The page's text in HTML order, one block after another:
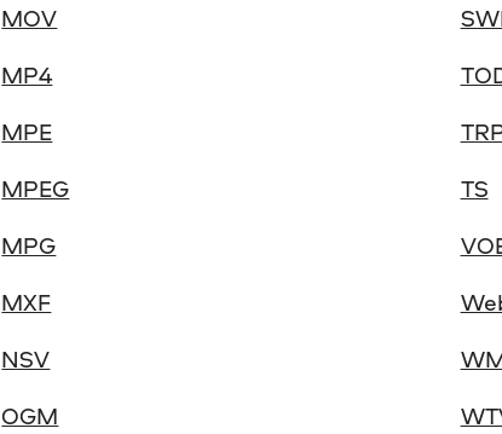
MOV
MP4
MPE
MPEG
MPG
MXF
NSV
OGM
TS